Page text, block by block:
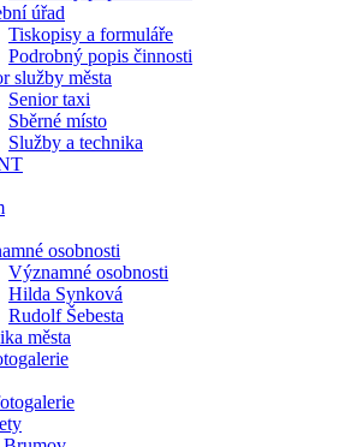
úřad
Tiskopisy a formuláře
Podrobný popis činnosti
služby města
Senior taxi
Sběrné místo
Služby a technika
osobnosti
Významné osobnosti
Hilda Synková
Rudolf Šebesta
města